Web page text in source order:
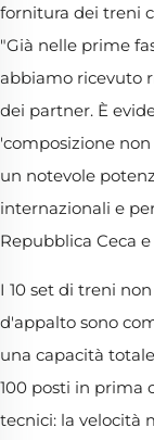
fornitura dei treni
"Già nelle prime
abbiamo ricevuto
dei partner. È
'composizione
un notevole
internazionali e
Repubblica Ceca
I 10 set di treni
d'appalto sono
una capacità
100 posti in prima
tecnici: la velocità